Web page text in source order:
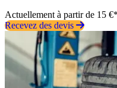
Actuellement à partir de 15 €*
Recevez des devis